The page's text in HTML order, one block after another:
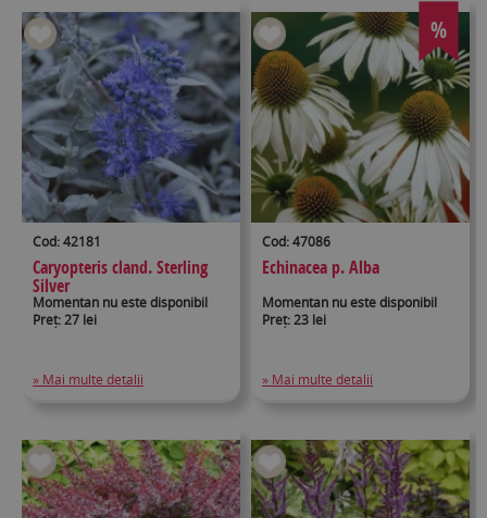
Cod: 42181
Caryopteris cland. Sterling
Silver
Momentan nu este disponibil
Preț: 27 lei
» Mai multe detalii
%
Cod: 47086
Echinacea p. Alba
Momentan nu este disponibil
Preț: 23 lei
» Mai multe detalii